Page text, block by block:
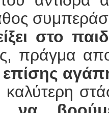
στο
πράγμα
επίσης
καλύτερη